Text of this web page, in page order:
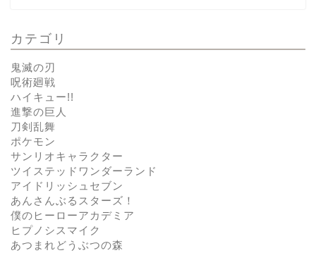
カテゴリ
鬼滅の刃
呪術廻戦
ハイキュー!!
進撃の巨人
刀剣乱舞
ポケモン
サンリオキャラクター
ツイステッドワンダーランド
アイドリッシュセブン
あんさんぶるスターズ！
僕のヒーローアカデミア
ヒプノシスマイク
あつまれどうぶつの森